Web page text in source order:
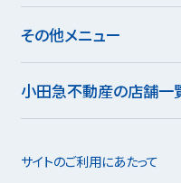
その他メニュー
小田急不動産の店舗一
サイトのご利用にあたって